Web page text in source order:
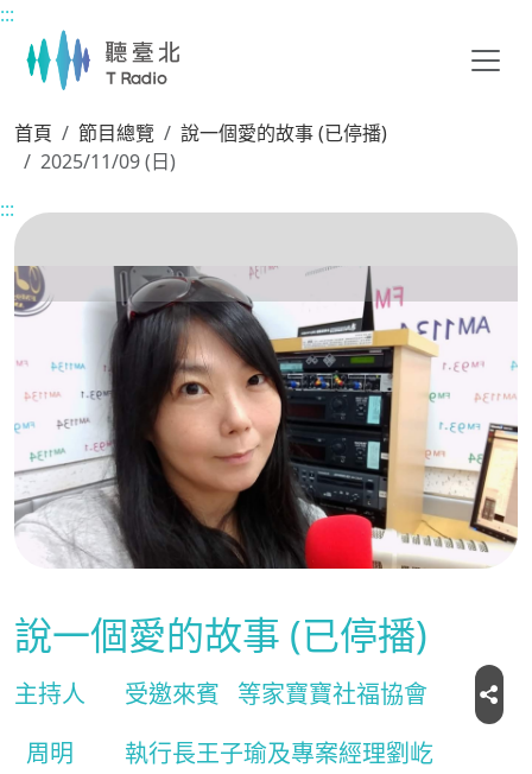
主要內容區塊
:::
首頁 節目總覽
說一個愛的故事 (已停播)
2025/11/09 (日)
:::
說一個愛的故事 (已停播)
主持人
周明
受邀來賓
等家寶寶社福協會
執行長王子瑜及專案經理劉屹